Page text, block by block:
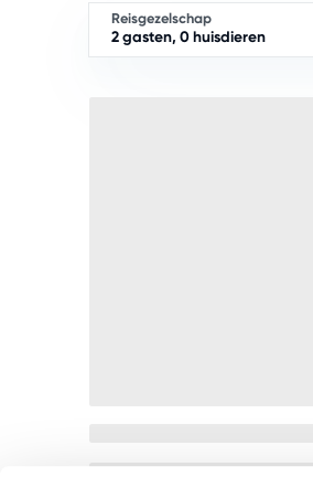
Reisgezelschap
2 gasten, 0 huisdieren